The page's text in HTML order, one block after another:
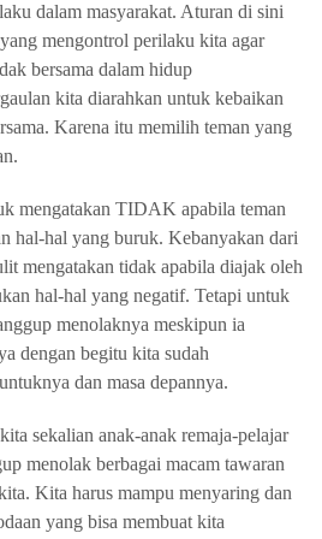
dalam masyarakat. Aturan di sini
mengontrol perilaku kita agar
bersama dalam hidup
kita diarahkan untuk kebaikan
Karena itu memilih teman yang
mengatakan TIDAK apabila teman
hal-hal yang buruk. Kebanyakan dari
mengatakan tidak apabila diajak oleh
hal-hal yang negatif. Tetapi untuk
menolaknya meskipun ia
dengan begitu kita sudah
dan masa depannya.
sekalian anak-anak remaja-pelajar
menolak berbagai macam tawaran
Kita harus mampu menyaring dan
yang bisa membuat kita